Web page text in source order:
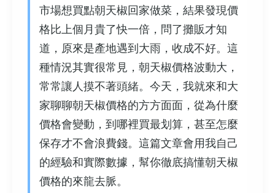
市場想買點朝天椒回家做菜，結果發現價
格比上個月貴了快一倍，問了攤販才知
道，原來是產地遇到大雨，收成不好。這
種情況其實很常見，朝天椒價格波動大，
常常讓人摸不著頭緒。今天，我就來和大
家聊聊朝天椒價格的方方面面，從為什麼
價格會變動，到哪裡買最划算，甚至怎麼
保存才不會浪費錢。這篇文章會用我自己
的經驗和實際數據，幫你徹底搞懂朝天椒
價格的來龍去脈。